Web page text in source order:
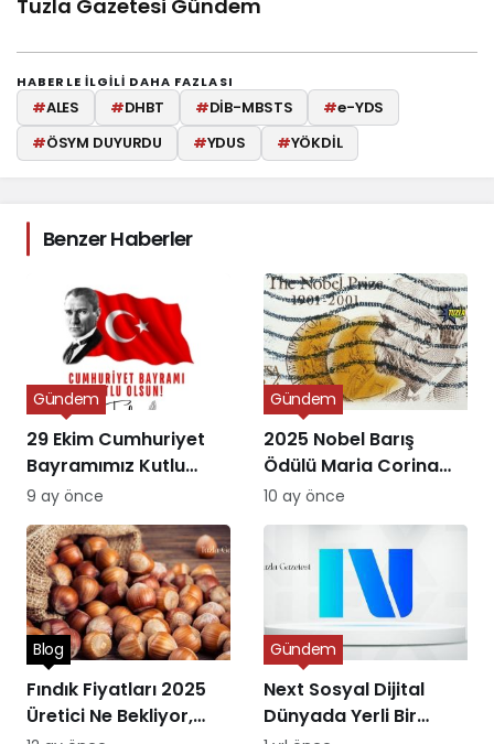
Tuzla Gazetesi Gündem
HABERLE ILGILI DAHA FAZLASI
#ALES #DHBT #DİB-MBSTS #e-YDS
#ÖSYM DUYURDU #YDUS #YÖKDİL
Benzer Haberler
29 Ekim Cumhuriyet
Bayramımız Kutlu
Olsun
Gündem
9 ay önce
2025 Nobel Barış
Ödülü Maria Corina
Machado’ya Verildi
Gündem
10 ay önce
Fındık Fiyatları 2025
Üretici Ne Bekliyor,
Blog
Next Sosyal Dijital
Dünyada Yerli Bir
Gündem